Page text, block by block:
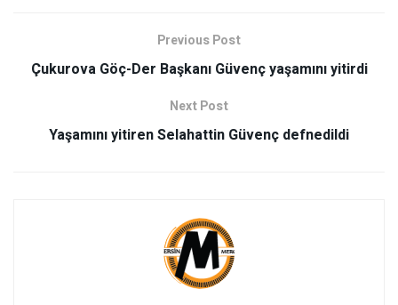
Previous Post
Çukurova Göç-Der Başkanı Güvenç yaşamını yitirdi
Next Post
Yaşamını yitiren Selahattin Güvenç defnedildi